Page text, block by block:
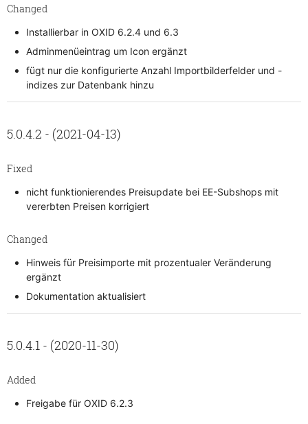
Changed
Installierbar in OXID 6.2.4 und 6.3
Adminmenüeintrag um Icon ergänzt
fügt nur die konfigurierte Anzahl Importbilderfelder und -
indizes zur Datenbank hinzu
5.0.4.2 - (2021-04-13)
Fixed
nicht funktionierendes Preisupdate bei EE-Subshops mit
vererbten Preisen korrigiert
Changed
Hinweis für Preisimporte mit prozentualer Veränderung
ergänzt
Dokumentation aktualisiert
5.0.4.1 - (2020-11-30)
Added
Freigabe für OXID 6.2.3